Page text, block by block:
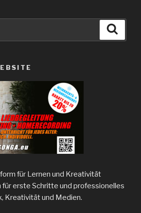
für Lernen und Kreativität
für erste Schritte und professionelles
Kreativität und Medien.